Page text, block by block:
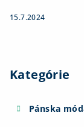
15.7.2024
Kategórie
Pánska